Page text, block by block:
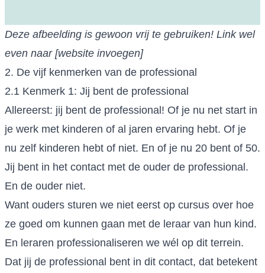
Deze afbeelding is gewoon vrij te gebruiken! Link wel
even naar [website invoegen]
2. De vijf kenmerken van de professional
2.1 Kenmerk 1: Jij bent de professional
Allereerst: jij bent de professional! Of je nu net start in
je werk met kinderen of al jaren ervaring hebt. Of je
nu zelf kinderen hebt of niet. En of je nu 20 bent of 50.
Jij bent in het contact met de ouder de professional.
En de ouder niet.
Want ouders sturen we niet eerst op cursus over hoe
ze goed om kunnen gaan met de leraar van hun kind.
En leraren professionaliseren we wél op dit terrein.
Dat jij de professional bent in dit contact, dat betekent